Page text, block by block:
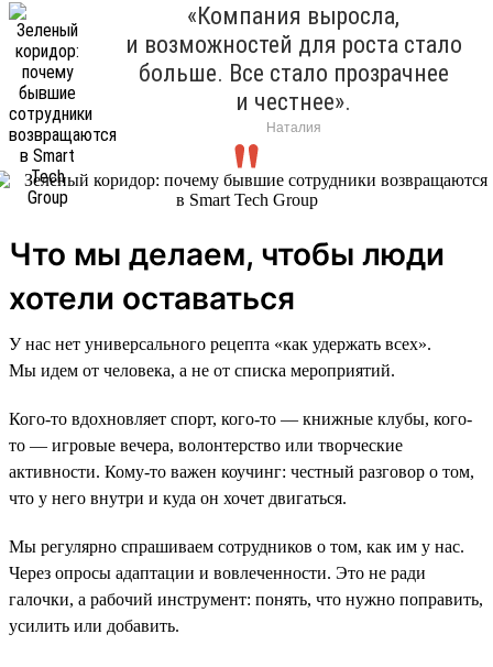
«Компания выросла,
и возможностей для роста стало
больше. Все стало прозрачнее
и честнее».
Наталия
Что мы делаем, чтобы люди
хотели оставаться
У нас нет универсального рецепта «как удержать всех».
Мы идем от человека, а не от списка мероприятий.
Кого-то вдохновляет спорт, кого-то — книжные клубы, кого-
то — игровые вечера, волонтерство или творческие
активности. Кому-то важен коучинг: честный разговор о том,
что у него внутри и куда он хочет двигаться.
Мы регулярно спрашиваем сотрудников о том, как им у нас.
Через опросы адаптации и вовлеченности. Это не ради
галочки, а рабочий инструмент: понять, что нужно поправить,
усилить или добавить.